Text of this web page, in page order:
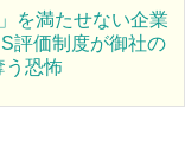
を満たせない企業
評価制度が御社の
う恐怖